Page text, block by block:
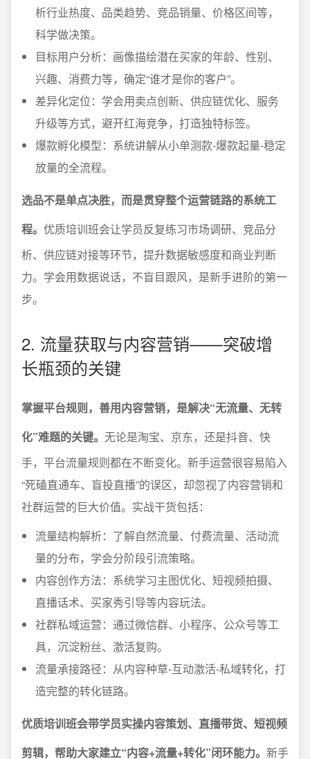
析行业热度、品类趋势、竞品销量、价格区间等，
科学做决策。
目标用户分析：画像描绘潜在买家的年龄、性别、
兴趣、消费力等，确定“谁才是你的客户”。
差异化定位：学会用卖点创新、供应链优化、服务
升级等方式，避开红海竞争，打造独特标签。
爆款孵化模型：系统讲解从小单测款-爆款起量-稳定
放量的全流程。
选品不是单点决胜，而是贯穿整个运营链路的系统工
程。 优质培训班会让学员反复练习市场调研、竞品分
析、供应链对接等环节，提升数据敏感度和商业判断
力。学会用数据说话，不盲目跟风，是新手进阶的第一
步。
2. 流量获取与内容营销——突破增
长瓶颈的关键
掌握平台规则，善用内容营销，是解决“无流量、无转
化”难题的关键。 无论是淘宝、京东，还是抖音、快
手，平台流量规则都在不断变化。新手运营很容易陷入
“死磕直通车、盲投直播”的误区，却忽视了内容营销和
社群运营的巨大价值。实战干货包括：
流量结构解析：了解自然流量、付费流量、活动流
量的分布，学会分阶段引流策略。
内容创作方法：系统学习主图优化、短视频拍摄、
直播话术、买家秀引导等内容玩法。
社群私域运营：通过微信群、小程序、公众号等工
具，沉淀粉丝、激活复购。
流量承接路径：从内容种草-互动激活-私域转化，打
造完整的转化链路。
优质培训班会带学员实操内容策划、直播带货、短视频
剪辑，帮助大家建立“内容+流量+转化”闭环能力。 新手